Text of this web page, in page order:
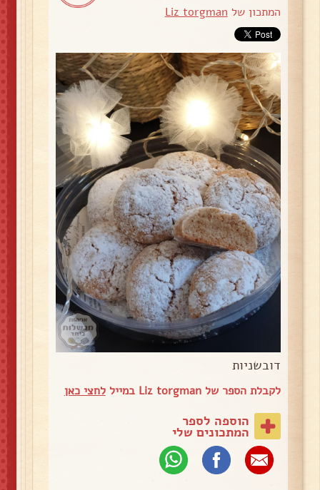
המתכון של Liz torgman
דובשניות
לקבלת הספר של Liz torgman במייל לחצי כאן
הוספה לספר
המתכונים שלי